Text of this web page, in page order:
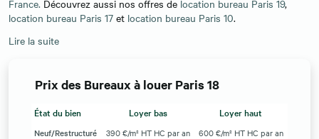
France. Découvrez aussi nos offres de location bureau Paris 19,
location bureau Paris 17 et location bureau Paris 10.
Lire la suite
Prix des Bureaux à louer Paris 18
État du bien Loyer bas Loyer haut
Neuf/Restructuré 390 €/m² HT HC par an
600 €/m² HT HC par an